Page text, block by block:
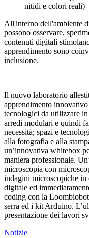
nitidi e colori reali)
All'interno dell'ambiente
possono osservare,
contenuti digitali
apprendimento sono
inclusione.
Il nuovo laboratorio
apprendimento
tecnologici da utilizzare
arredi modulari e quindi
necessità; spazi e
alla fotografia e alla
un’innovativa whitebox
maniera professionale.
microscopia con
indagini microscopiche
digitale ed
coding con la
serra ed i kit Arduino.
presentazione dei lavori
Notizie